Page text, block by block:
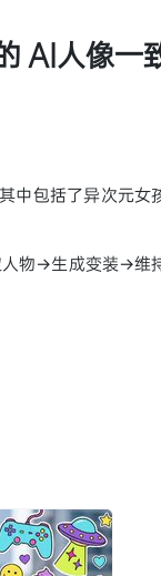
AI人像一
中包括了异次元女
人物→生成变装→维